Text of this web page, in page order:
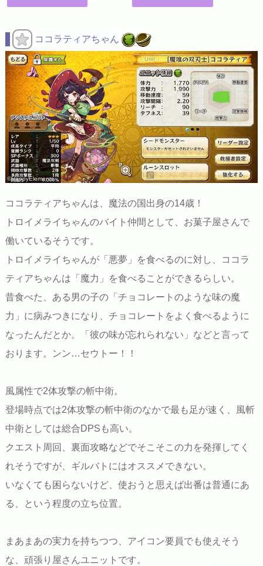
ココラティアちゃん
©HappyElements
ココラティアちゃんは、魔法の国出身の14歳！
トロイメライちゃんのバイト仲間として、お菓子屋さんで
働いているそうです。
トロイメライちゃんが「悪夢」を食べるのに対し、ココラ
ティアちゃんは「魔力」を食べることができるらしい。
昔食べた、ある男の子の「チョコレートのような味の魔
力」に病みつきになり、チョコレートをよく食べるように
なったんだとか。「彼の味が忘れられない」などと言って
おります。ンン…セウトー！！
風属性で2体攻撃の斬中衛。
登場時点では2体攻撃の斬中衛のなかで最も足が速く、風斬
中衛としては総合DPSも高い。
クエスト周回、裏面攻略などでそこそこの力を発揮してく
れそうですが、ギルバトにはオススメできない。
いなくても困らないけど、使おうと思えば出番は普通にあ
る、という程度の立ち位置。
まあまあの実力を持ちつつ、アイコン要員でも使えそう
な、頑張り屋さんユニットです。